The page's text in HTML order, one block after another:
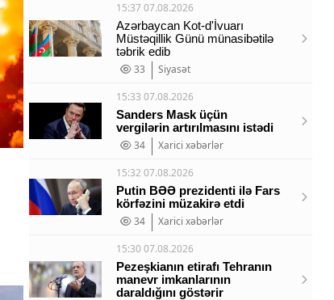
15:37 07.08.2026
Azərbaycan Kot-d'İvuarı
Müstəqillik Günü münasibətilə
təbrik edib
33
Siyasət
15:33 07.08.2026
Sanders Mask üçün
vergilərin artırılmasını istədi
34
Xarici xəbərlər
15:32 07.08.2026
Putin BƏƏ prezidenti ilə Fars
körfəzini müzakirə etdi
34
Xarici xəbərlər
15:30 07.08.2026
Pezeşkianın etirafı Tehranın
manevr imkanlarının
daraldığını göstərir